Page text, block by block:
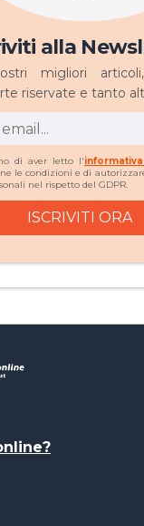
alla
migliori
riservate e tanto
di aver letto l'
le condizioni e di
nel rispetto del GDPR.